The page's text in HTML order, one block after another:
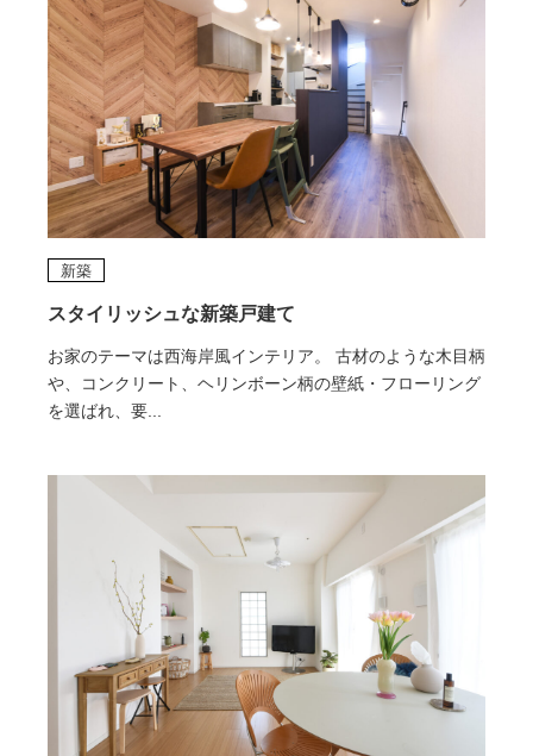
スタイリッシュな新築戸建て
お家のテーマは西海岸風インテリア。 古材のような木目柄
や、コンクリート、ヘリンボーン柄の壁紙・フローリング
を選ばれ、要...
新築